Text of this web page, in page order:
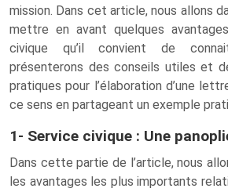
mission. Dans cet article, nous allons
mettre en avant quelques
civique qu’il convient de
présenterons des conseils utiles et
pratiques pour l’élaboration d’une
ce sens en partageant un exemple
1- Service civique : Une
Dans cette partie de l’article, nous
les avantages les plus importants